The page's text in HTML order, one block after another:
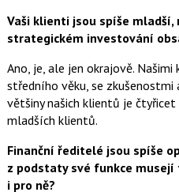
Vaši klienti jsou spíše
strategickém investování
Ano, je, ale jen okrajově.
středního věku, se zkušenostmi
většiny našich klientů je
mladších klientů.
Finanční ředitelé jsou spíše
z podstaty své funkce
i pro ně?